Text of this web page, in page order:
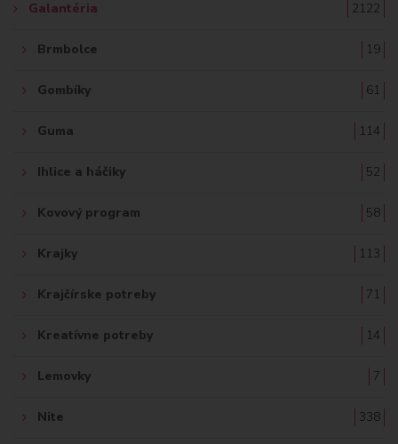
Galantéria 2122
Brmbolce 19
Gombíky 61
Guma 114
Ihlice a háčiky 52
Kovový program 58
Krajky 113
Krajčírske potreby 71
Kreatívne potreby 14
Lemovky 7
Nite 338